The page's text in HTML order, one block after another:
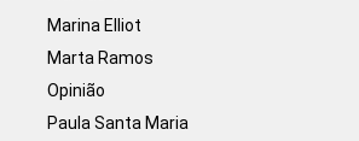
Marina Elliot
Marta Ramos
Opinião
Paula Santa Maria